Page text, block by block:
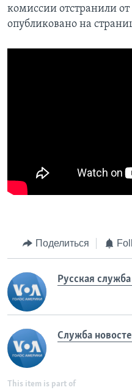
комиссии отстранили
опубликовано на
Поделиться
Русская
Служба
This item is part of